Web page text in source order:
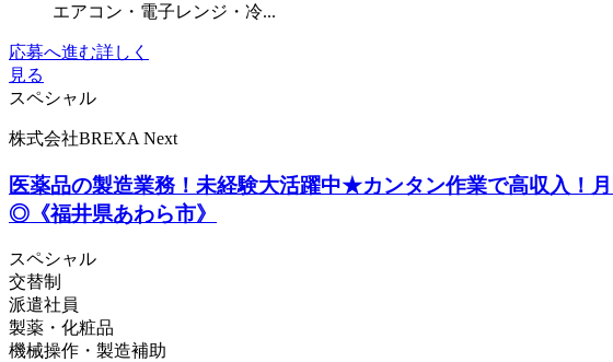
エアコン・電子レンジ・冷...
応募へ進む詳しく
見る
スペシャル
株式会社BREXA Next
医薬品の製造業務！未経験大活躍中★カンタン作業で高収入！
◎《福井県あわら市》
スペシャル
交替制
派遣社員
製薬・化粧品
機械操作・製造補助